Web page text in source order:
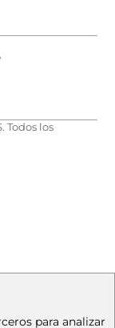
Todos los
para analizar